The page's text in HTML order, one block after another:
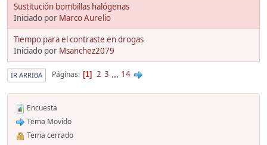
Sustitución bombillas halógenas
Iniciado por Marco Aurelio
Tiempo para el contraste en drogas
Iniciado por Msanchez2079
IR ARRIBA Páginas 1 2 3 ... 14
Encuesta
Tema Movido
Tema cerrado